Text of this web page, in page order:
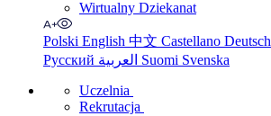
Wirtualny Dziekanat
Polski English 中文 Castellano Deutsch
Русский
Suomi Svenska
Uczelnia
Rekrutacja